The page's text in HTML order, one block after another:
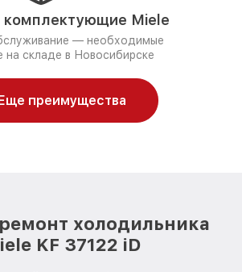
Miele
— необходимые
на складе в Новосибирске
преимущества
холодильника
KF 37122 iD